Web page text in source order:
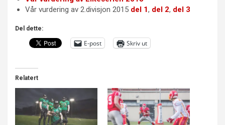
Vår vurdering av 2.divisjon 2015 del 1, del 2, del 3
Del dette:
E-post Skriv ut
Relatert